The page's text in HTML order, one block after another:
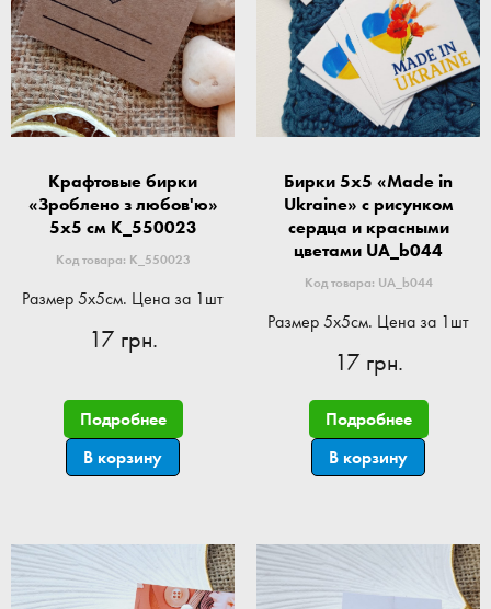
Крафтовые бирки
«Зроблено з любов'ю»
5x5 см K_550023
Код товара: K_550023
Размер 5x5см. Цена за 1шт
17 грн.
Подробнее
В корзину
Бирки 5x5 «Made in
Ukraine» с рисунком
сердца и красными
цветами UA_b044
Код товара: UA_b044
Размер 5x5см. Цена за 1шт
17 грн.
Подробнее
В корзину